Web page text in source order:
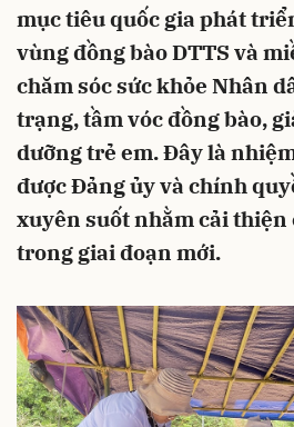
mục tiêu quốc gia phát
vùng đồng bào DTTS và
chăm sóc sức khỏe Nhân
trạng, tầm vóc đồng bào,
dưỡng trẻ em. Đây là
được Đảng ủy và chính
xuyên suốt nhằm cải thiện
trong giai đoạn mới.